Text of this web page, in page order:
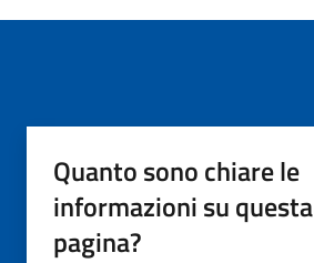
Quanto sono chiare le
informazioni su questa
pagina?